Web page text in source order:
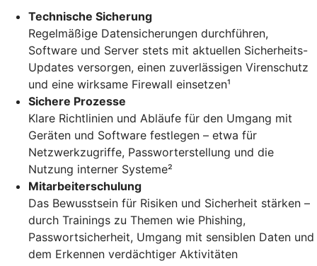
Technische Sicherung
Regelmäßige Datensicherungen durchführen,
Software und Server stets mit aktuellen Sicherheits-
Updates versorgen, einen zuverlässigen Virenschutz
und eine wirksame Firewall einsetzen¹
Sichere Prozesse
Klare Richtlinien und Abläufe für den Umgang mit
Geräten und Software festlegen – etwa für
Netzwerkzugriffe, Passworterstellung und die
Nutzung interner Systeme²
Mitarbeiterschulung
Das Bewusstsein für Risiken und Sicherheit stärken –
durch Trainings zu Themen wie Phishing,
Passwortsicherheit, Umgang mit sensiblen Daten und
dem Erkennen verdächtiger Aktivitäten